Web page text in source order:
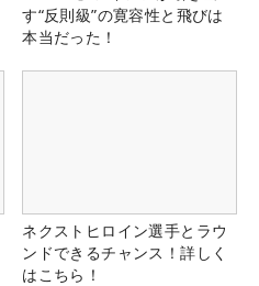
す“反則級”の寛容性と飛びは
本当だった！
ネクストヒロイン選手とラウ
ンドできるチャンス！詳しく
はこちら！